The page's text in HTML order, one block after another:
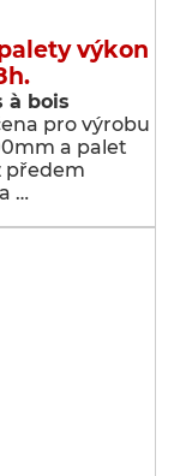
výkon
à bois
pro výrobu
a palet
předem
…